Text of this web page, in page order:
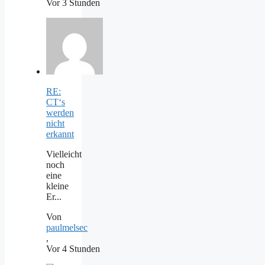
Vor 3 Stunden
RE:
CT‘s
werden
nicht
erkannt
Vielleicht
noch
eine
kleine
Er...
Von
paulmelsec
,
Vor 4 Stunden